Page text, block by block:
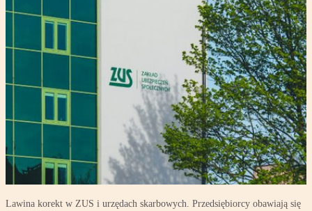
Lawina korekt w ZUS i urzędach skarbowych. Przedsiębiorcy obawiają się